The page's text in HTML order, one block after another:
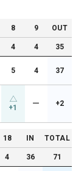
8 9 OUT
4 4 35
5 4 37
+1 ー +2
18 IN TOTAL
4 36 71